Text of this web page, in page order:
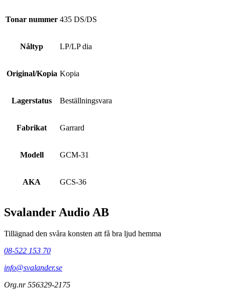
Tonar nummer 435 DS/DS
Nåltyp LP/LP dia
Original/Kopia Kopia
Lagerstatus Beställningsvara
Fabrikat Garrard
Modell GCM-31
AKA GCS-36
Svalander Audio AB
Tillägnad den svåra konsten att få bra ljud hemma
08-522 153 70
info@svalander.se
Org.nr 556329-2175